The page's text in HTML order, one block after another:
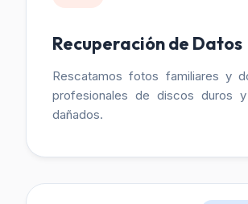
Recuperación de Datos
Rescatamos fotos familiares y
profesionales de discos duros
dañados.